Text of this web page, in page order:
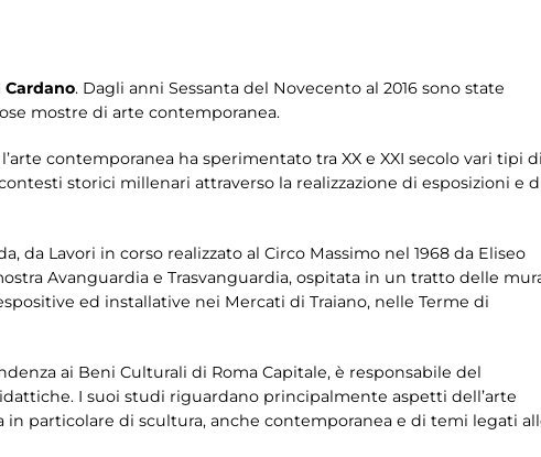
Cardano. Dagli anni Sessanta del Novecento al 2016 sono state
mostre di arte contemporanea.
contemporanea ha sperimentato tra XX e XXI secolo vari tipi di
storici millenari attraverso la realizzazione di esposizioni e
Lavori in corso realizzato al Circo Massimo nel 1968 da Eliseo
Avanguardia e Trasvanguardia, ospitata in un tratto delle
ed installative nei Mercati di Traiano, nelle Terme di
ai Beni Culturali di Roma Capitale, è responsabile del
I suoi studi riguardano principalmente aspetti dell’arte
in particolare di scultura, anche contemporanea e di temi legati